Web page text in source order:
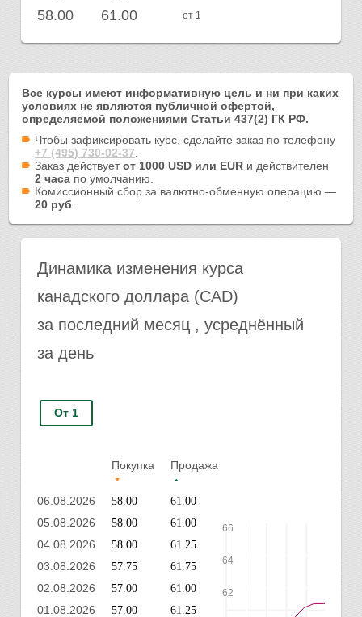
58.00 61.00 от 1
Все курсы имеют информативную цель и ни при каких
условиях не являются публичной офертой,
определяемой положениями Статьи 437(2) ГК РФ.
Чтобы зафиксировать курс, сделайте заказ по телефону
+7 (495) 730-02-37
Заказ действуетот 1000 USD или EUR и действителен
2 часа по умолчанию.
Комиссионный сбор за валютно-обменную операцию —
20 руб
Динамика изменения курса
канадского доллара (CAD)
за последний месяц , усреднённый
за день
От 1
Покупка Продажа
06.08.2026 58.00 61.00
05.08.2026 58.00 61.00
04.08.2026 58.00 61.25
03.08.2026 57.75 61.75
02.08.2026 57.00 61.00
01.08.2026 57.00 61.25
62
64
66